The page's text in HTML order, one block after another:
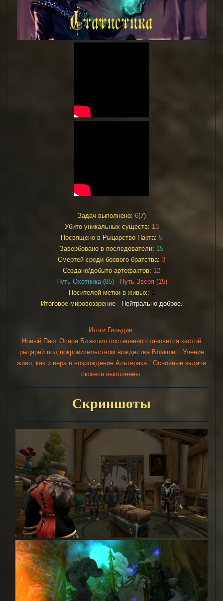
Задач выполнено: 6(7)
Убито уникальных существ: 13
Посвящено в Рыцарство Пакта: 5
Завербовано в последователи: 15
Смертей среди боевого братства: 3
Создано/добыто артефактов: 12
Путь Охотника (85)- Путь Зверя (15)
Носителей метки в живых: 1
Итоговое мировоззрение - Нейтрально-доброе.
Итоги Гильдии:
Новый Пакт Осара Блэкшип постепенно становится кастой
рыцарей под покровительством вождества Блэкшип. Учение
живо, как и вера в возрождение Альтерака.. Основные задачи
сюжета выполнены.
Скриншоты